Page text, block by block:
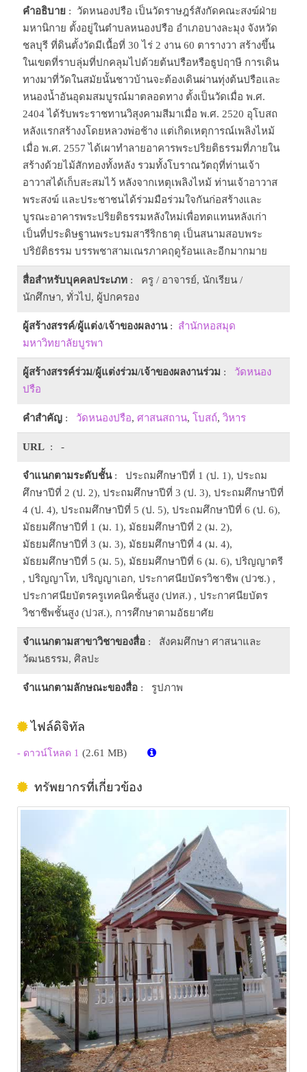
คำอธิบาย : วัดหนองปรือ เป็นวัดราษฎร์สังกัดคณะสงฆ์ฝ่าย
มหานิกาย ตั้งอยู่ในตำบลหนองปรือ อำเภอบางละมุง จังหวัด
ชลบุรี ที่ดินตั้งวัดมีเนื้อที่ 30 ไร่ 2 งาน 60 ตารางวา สร้างขึ้น
ในเขตที่ราบลุ่มที่ปกคลุมไปด้วยต้นปรือหรือธูปฤาษี การเดิน
ทางมาที่วัดในสมัยนั้นชาวบ้านจะต้องเดินผ่านทุ่งต้นปรือและ
หนองน้ำอันอุดมสมบูรณ์มาตลอดทาง ตั้งเป็นวัดเมื่อ พ.ศ.
2404 ได้รับพระราชทานวิสุงคามสีมาเมื่อ พ.ศ. 2520 อุโบสถ
หลังแรกสร้างงโดยหลวงพ่อช้าง แต่เกิดเหตุการณ์เพลิงไหม้
เมื่อ พ.ศ. 2557 ได้เผาทำลายอาคารพระปริยติธรรมที่ภายใน
สร้างด้วยไม้สักทองทั้งหลัง รวมทั้งโบราณวัตถุที่ท่านเจ้า
อาวาสได้เก็บสะสมไว้ หลังจากเหตุเพลิงไหม้ ท่านเจ้าอาวาส
พระสงฆ์ และประชาชนได้ร่วมมือร่วมใจกันก่อสร้างและ
บูรณะอาคารพระปริยติธรรมหลังใหม่เพื่อทดแทนหลังเก่า
เป็นที่ประดิษฐานพระบรมสารีริกธาตุ เป็นสนามสอบพระ
ปริยัติธรรม บรรพชาสามเณรภาคฤดูร้อนและอีกมากมาย
สื่อสำหรับบุคคลประเภท : ครู / อาจารย์, นักเรียน /
นักศึกษา, ทั่วไป, ผู้ปกครอง
ผู้สร้างสรรค์/ผู้แต่ง/เจ้าของผลงาน: สำนักหอสมุด
มหาวิทยาลัยบูรพา
ผู้สร้างสรรค์ร่วม/ผู้แต่งร่วม/เจ้าของผลงานร่วม : วัดหนอง
ปรือ
คำสำคัญ : วัดหนองปรือ, ศาสนสถาน, โบสถ์, วิหาร
URL : -
จำแนกตามระดับชั้น: ประถมศึกษาปีที่ 1 (ป. 1), ประถม
ศึกษาปีที่ 2 (ป. 2), ประถมศึกษาปีที่ 3 (ป. 3), ประถมศึกษาปีที่
4 (ป. 4), ประถมศึกษาปีที่ 5 (ป. 5), ประถมศึกษาปีที่ 6 (ป. 6),
มัธยมศึกษาปีที่ 1 (ม. 1), มัธยมศึกษาปีที่ 2 (ม. 2),
มัธยมศึกษาปีที่ 3 (ม. 3), มัธยมศึกษาปีที่ 4 (ม. 4),
มัธยมศึกษาปีที่ 5 (ม. 5), มัธยมศึกษาปีที่ 6 (ม. 6), ปริญญาตรี
, ปริญญาโท, ปริญญาเอก, ประกาศนียบัตรวิชาชีพ (ปวช.) ,
ประกาศนียบัตรครูเทคนิคชั้นสูง (ปทส.) , ประกาศนียบัตร
วิชาชีพชั้นสูง (ปวส.), การศึกษาตามอัธยาศัย
จำแนกตามสาขาวิชาของสื่อ : สังคมศึกษา ศาสนาและ
วัฒนธรรม, ศิลปะ
จำแนกตามลักษณะของสื่อ : รูปภาพ
ไฟล์ดิจิทัล
- ดาวน์โหลด 1 (2.61 MB)
ทรัพยากรที่เกี่ยวข้อง